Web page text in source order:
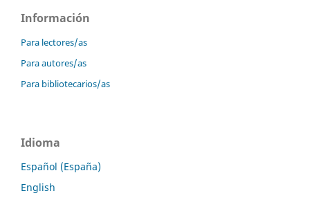
Información
Para lectores/as
Para autores/as
Para bibliotecarios/as
Idioma
Español (España)
English